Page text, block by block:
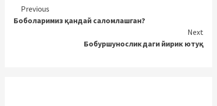
Continue
Reading
Previous
Боболаримиз қандай саломлашган?
Next
Бобуршуносликдаги йирик ютуқ